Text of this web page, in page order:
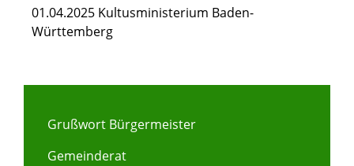
01.04.2025 Kultusministerium Baden-
Württemberg
Grußwort Bürgermeister
Gemeinderat